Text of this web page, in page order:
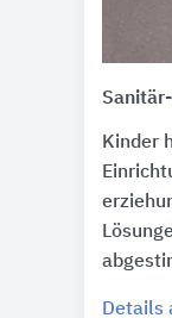
Kinder
Details